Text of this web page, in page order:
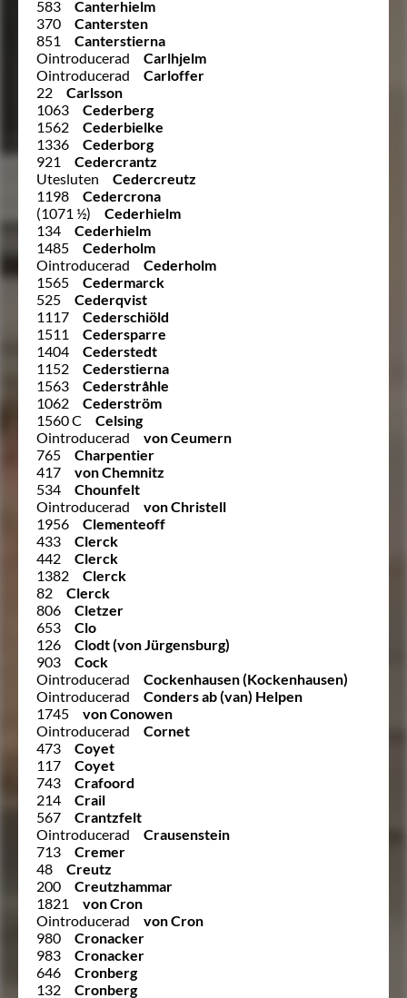
583
Canterhielm
370
Cantersten
851
Canterstierna
Ointroducerad
Carlhjelm
Ointroducerad
Carloffer
22
Carlsson
1063
Cederberg
1562
Cederbielke
1336
Cederborg
921
Cedercrantz
Utesluten
Cedercreutz
1198
Cedercrona
(1071 ½)
Cederhielm
134
Cederhielm
1485
Cederholm
Ointroducerad
Cederholm
1565
Cedermarck
525
Cederqvist
1117
Cederschiöld
1511
Cedersparre
1404
Cederstedt
1152
Cederstierna
1563
Cederstråhle
1062
Cederström
1560 C
Celsing
Ointroducerad
von Ceumern
765
Charpentier
417
von Chemnitz
534
Chounfelt
Ointroducerad
von Christell
1956
Clementeoff
433
Clerck
442
Clerck
1382
Clerck
82
Clerck
806
Cletzer
653
Clo
126
Clodt (von Jürgensburg)
903
Cock
Ointroducerad
Cockenhausen (Kockenhausen)
Ointroducerad
Conders ab (van) Helpen
1745
von Conowen
Ointroducerad
Cornet
473
Coyet
117
Coyet
743
Crafoord
214
Crail
567
Crantzfelt
Ointroducerad
Crausenstein
713
Cremer
48
Creutz
200
Creutzhammar
1821
von Cron
Ointroducerad
von Cron
980
Cronacker
983
Cronacker
646
Cronberg
132
Cronberg